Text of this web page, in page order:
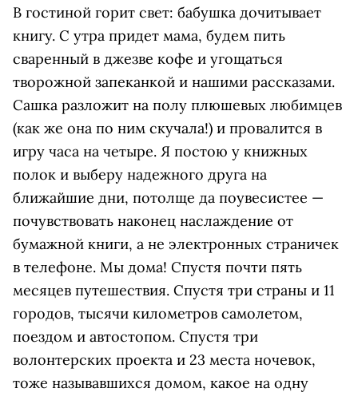
В гостиной горит свет: бабушка дочитывает
книгу. С утра придет мама, будем пить
сваренный в джезве кофе и угощаться
творожной запеканкой и нашими рассказами.
Сашка разложит на полу плюшевых любимцев
(как же она по ним скучала!) и провалится в
игру часа на четыре. Я постою у книжных
полок и выберу надежного друга на
ближайшие дни, потолще да поувесистее —
почувствовать наконец наслаждение от
бумажной книги, а не электронных страничек
в телефоне. Мы дома! Спустя почти пять
месяцев путешествия. Спустя три страны и 11
городов, тысячи километров самолетом,
поездом и автостопом. Спустя три
волонтерских проекта и 23 места ночевок,
тоже называвшихся домом, какое на одну